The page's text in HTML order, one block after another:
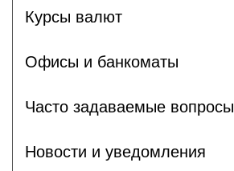
Курсы валют
Офисы и банкоматы
Часто задаваемые вопросы
Новости и уведомления